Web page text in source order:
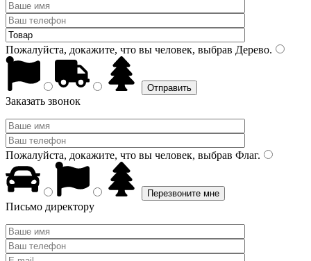
Пожалуйста, докажите, что вы человек, выбрав Дерево.
Заказать звонок
Пожалуйста, докажите, что вы человек, выбрав Флаг.
Письмо директору